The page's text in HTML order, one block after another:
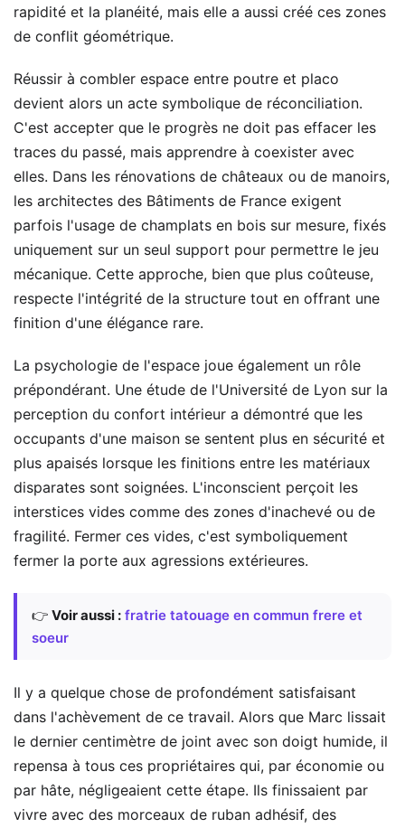
rapidité et la planéité, mais elle a aussi créé ces zones
de conflit géométrique.
Réussir à combler espace entre poutre et placo
devient alors un acte symbolique de réconciliation.
C'est accepter que le progrès ne doit pas effacer les
traces du passé, mais apprendre à coexister avec
elles. Dans les rénovations de châteaux ou de manoirs,
les architectes des Bâtiments de France exigent
parfois l'usage de champlats en bois sur mesure, fixés
uniquement sur un seul support pour permettre le jeu
mécanique. Cette approche, bien que plus coûteuse,
respecte l'intégrité de la structure tout en offrant une
finition d'une élégance rare.
La psychologie de l'espace joue également un rôle
prépondérant. Une étude de l'Université de Lyon sur la
perception du confort intérieur a démontré que les
occupants d'une maison se sentent plus en sécurité et
plus apaisés lorsque les finitions entre les matériaux
disparates sont soignées. L'inconscient perçoit les
interstices vides comme des zones d'inachevé ou de
fragilité. Fermer ces vides, c'est symboliquement
fermer la porte aux agressions extérieures.
👉 Voir aussi : fratrie tatouage en commun frere et
soeur
Il y a quelque chose de profondément satisfaisant
dans l'achèvement de ce travail. Alors que Marc lissait
le dernier centimètre de joint avec son doigt humide, il
repensa à tous ces propriétaires qui, par économie ou
par hâte, négligeaient cette étape. Ils finissaient par
vivre avec des morceaux de ruban adhésif, des